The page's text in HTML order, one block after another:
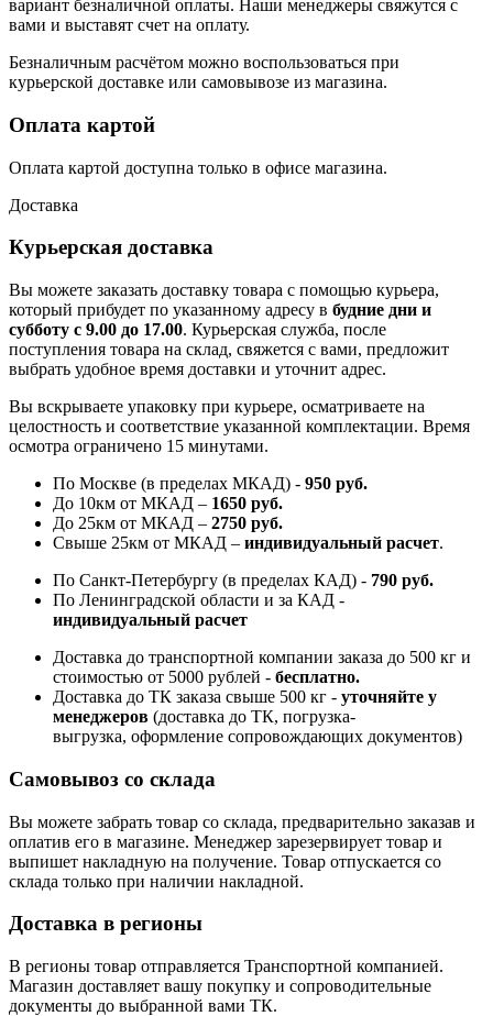
вариант безналичной оплаты. Наши менеджеры свяжутся с
вами и выставят счет на оплату.
Безналичным расчётом можно воспользоваться при
курьерской доставке или самовывозе из магазина.
Оплата картой
Оплата картой доступна только в офисе магазина.
Доставка
Курьерская доставка
Вы можете заказать доставку товара с помощью курьера,
который прибудет по указанному адресу в будние дни и
субботу с 9.00 до 17.00. Курьерская служба, после
поступления товара на склад, свяжется с вами, предложит
выбрать удобное время доставки и уточнит адрес.
Вы вскрываете упаковку при курьере, осматриваете на
целостность и соответствие указанной комплектации. Время
осмотра ограничено 15 минутами.
По Москве (в пределах МКАД) - 950 руб.
До 10км от МКАД – 1650 руб.
До 25км от МКАД – 2750 руб.
Свыше 25км от МКАД – индивидуальный расчет.
По Санкт-Петербургу (в пределах КАД) - 790 руб.
По Ленинградской области и за КАД -
индивидуальный расчет
Доставка до транспортной компании заказа до 500 кг и
стоимостью от 5000 рублей - бесплатно.
Доставка до ТК заказа свыше 500 кг - уточняйте у
менеджеров (доставка до ТК, погрузка-
выгрузка, оформление сопровождающих документов)
Самовывоз со склада
Вы можете забрать товар со склада, предварительно заказав и
оплатив его в магазине. Менеджер зарезервирует товар и
выпишет накладную на получение. Товар отпускается со
склада только при наличии накладной.
Доставка в регионы
В регионы товар отправляется Транспортной компанией.
Магазин доставляет вашу покупку и сопроводительные
документы до выбранной вами ТК.